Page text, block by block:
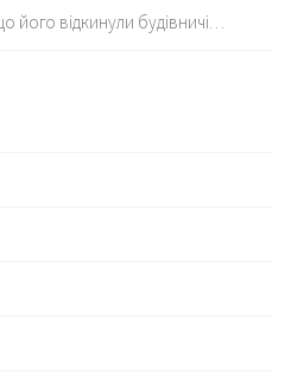
його відкинули будівничі…